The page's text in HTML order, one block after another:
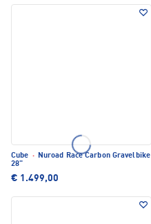
Cube · Nuroad Race Carbon Gravelbike
28"
€ 1.499,00